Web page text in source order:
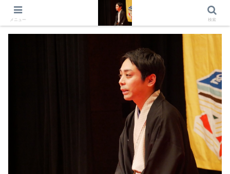
出演情報 出演依頼 日記 プロフィール
メニュー 検索